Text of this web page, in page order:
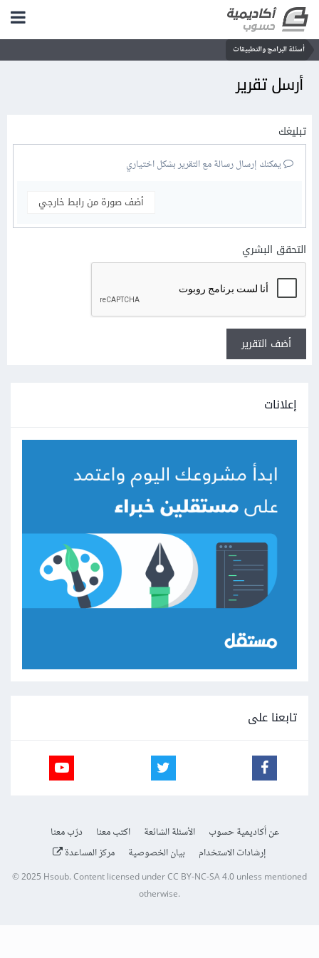
أسئلة البرامج والتطبيقات
أرسل تقرير
تبليغك
يمكنك إرسال رسالة مع التقرير بشكل اختياري
أضف صورة من رابط خارجي
التحقق البشري
أضف التقرير
إعلانات
تابعنا على
عن أكاديمية حسوب الأسئلة الشائعة اكتب معنا
درّب معنا
إرشادات الاستخدام
بيان الخصوصية مركز المساعدة
© 2025 Hsoub.Content licensed underCC BY-NC-SA 4.0unless mentioned
otherwise.